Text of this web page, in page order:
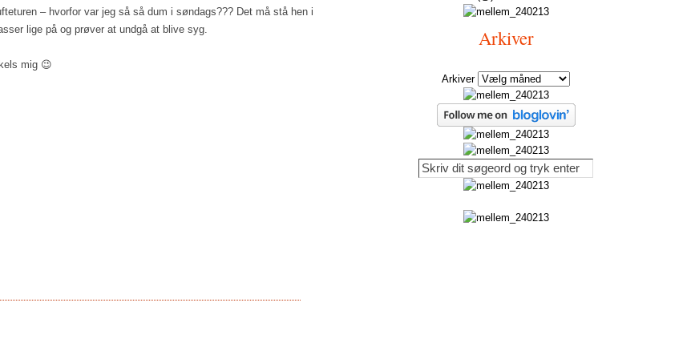
– hvorfor var jeg så så dum i søndags??? Det må stå hen i
lige på og prøver at undgå at blive syg.
mig 😉
Arkiver
Arkiver